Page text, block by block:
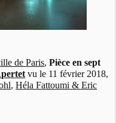
de Paris,Pièce en sept
vu le 11 février 2018,
,Héla Fattoumi & Eric